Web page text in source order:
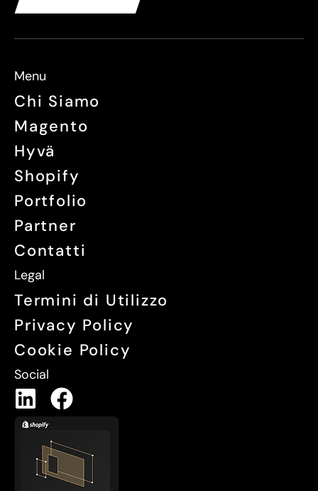
Menu
Chi Siamo
Magento
Hyvä
Shopify
Portfolio
Partner
Contatti
Legal
Termini di Utilizzo
Privacy Policy
Cookie Policy
Social